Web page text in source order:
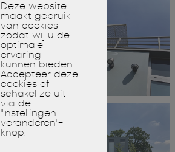
Deze website
maakt gebruik
van cookies
zodat wij u de
optimale
ervaring
kunnen bieden.
Accepteer deze
cookies of
schakel ze uit
via de
"Instellingen
veranderen"-
knop.